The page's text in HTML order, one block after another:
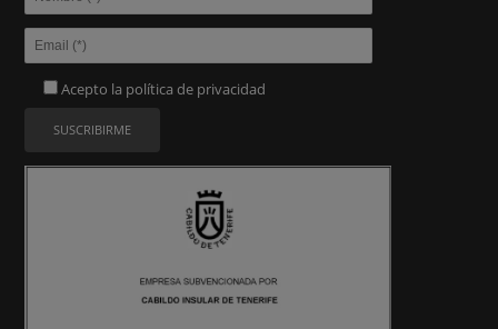
Acepto la política de privacidad